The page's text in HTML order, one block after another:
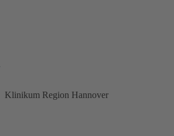
Klinikum Region Hannover